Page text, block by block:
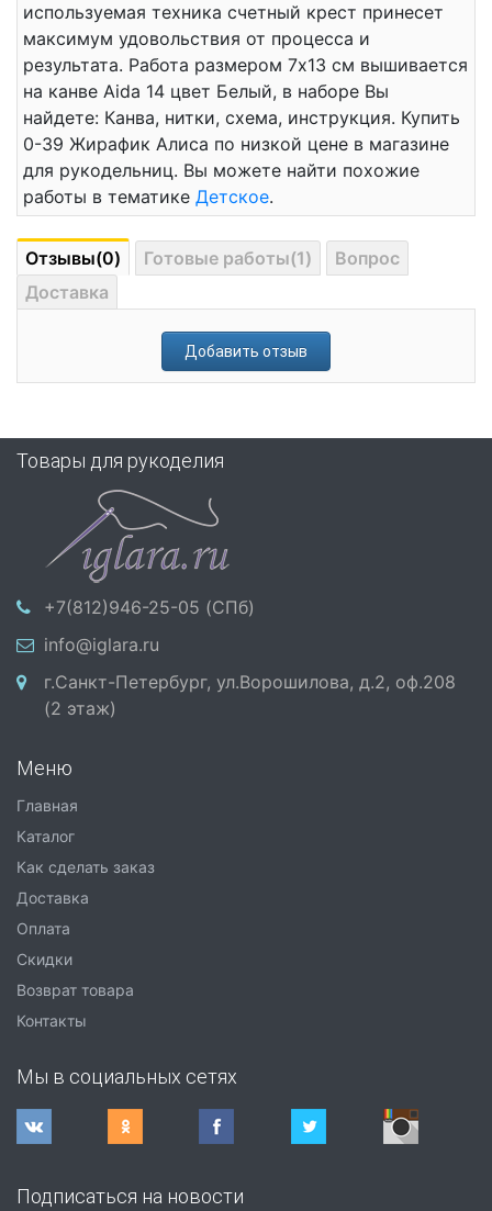
используемая техника счетный крест принесет
максимум удовольствия от процесса и
результата. Работа размером 7x13 см вышивается
на канве Aida 14 цвет Белый, в наборе Вы
найдете: Канва, нитки, схема, инструкция. Купить
0-39 Жирафик Алиса по низкой цене в магазине
для рукодельниц. Вы можете найти похожие
работы в тематике Детское.
Отзывы(0) Готовые работы(1)
Вопрос
Доставка
Добавить отзыв
Товары для рукоделия
+7(812)946-25-05 (СПб)
info@iglara.ru
г.Санкт-Петербург, ул.Ворошилова, д.2, оф.208
(2 этаж)
Меню
Главная
Каталог
Как сделать заказ
Доставка
Оплата
Скидки
Возврат товара
Контакты
Мы в социальных сетях
Подписаться на новости